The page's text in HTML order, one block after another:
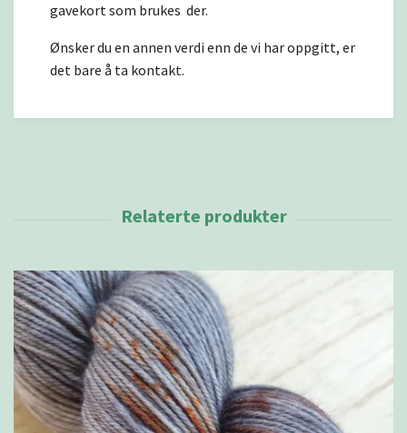
gavekort som brukes der.
Ønsker du en annen verdi enn de vi har oppgitt, er
det bare å ta kontakt.